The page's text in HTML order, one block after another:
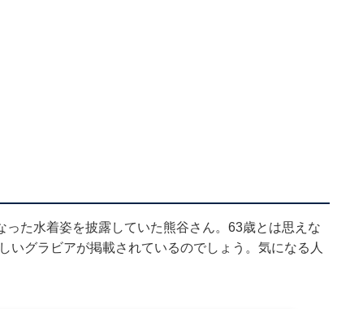
た水着姿を披露していた熊谷さん。63歳とは思えな
いグラビアが掲載されているのでしょう。気になる人